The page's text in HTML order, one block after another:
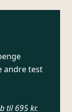
andre test
til 695 kr.